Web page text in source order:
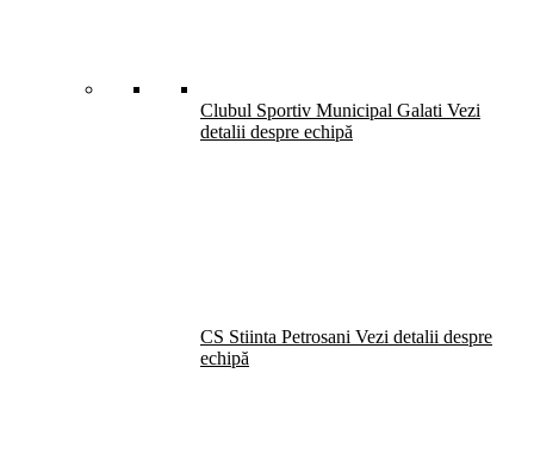
Clubul Sportiv Municipal Galati Vezi
detalii despre echipă
CS Stiinta Petrosani Vezi detalii despre
echipă